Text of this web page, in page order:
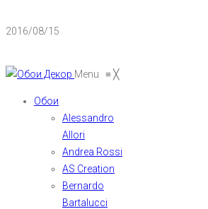
2016/08/15
Menu ≡╳
Обои
Alessandro
Allori
Andrea Rossi
AS Creation
Bernardo
Bartalucci